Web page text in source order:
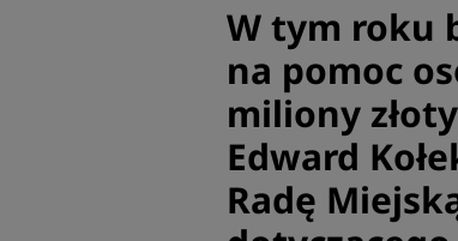
W tym roku
na pomoc
miliony
Edward
Radę